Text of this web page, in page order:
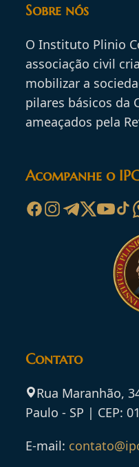
Sobre nós
O Instituto Plinio
associação civil
mobilizar a
pilares básicos da
ameaçados pela
Acompanhe o
Contato
Rua Maranhão,
Paulo - SP | CEP:
E-mail: